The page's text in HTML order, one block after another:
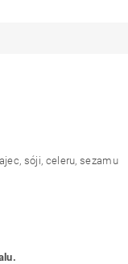
sóji, celeru, sezamu